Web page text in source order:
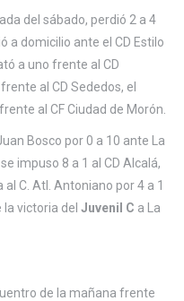
del sábado, perdió 2 a 4
a domicilio ante el CD Estilo
a uno frente al CD
al CD Sededos, el
al CF Ciudad de Morón.
Bosco por 0 a 10 ante La
impuso 8 a 1 al CD Alcalá,
C. Atl. Antoniano por 4 a 1
victoria del Juvenil C a La
de la mañana frente